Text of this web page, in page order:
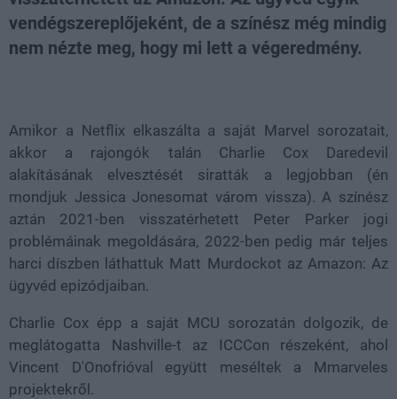
vendégszereplőjeként, de a színész még mindig
nem nézte meg, hogy mi lett a végeredmény.
Amikor a Netflix elkaszálta a saját Marvel sorozatait,
akkor a rajongók talán Charlie Cox Daredevil
alakításának elvesztését siratták a legjobban (én
mondjuk Jessica Jonesomat várom vissza). A színész
aztán 2021-ben visszatérhetett Peter Parker jogi
problémáinak megoldására, 2022-ben pedig már teljes
harci díszben láthattuk Matt Murdockot az Amazon: Az
ügyvéd epizódjaiban.
Charlie Cox épp a saját MCU sorozatán dolgozik, de
meglátogatta Nashville-t az ICCCon részeként, ahol
Vincent D'Onofrióval együtt meséltek a Mmarveles
projektekről.